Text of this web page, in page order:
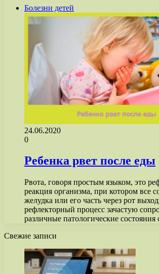
Болезни детей
24.06.2020
0
Ребенка рвет после еды
Рвота, говоря простым языком, это
реакция организма, при котором все
желудка или его часть через рот
рефлекторный процесс зачастую
различные патологические
Свежие записи